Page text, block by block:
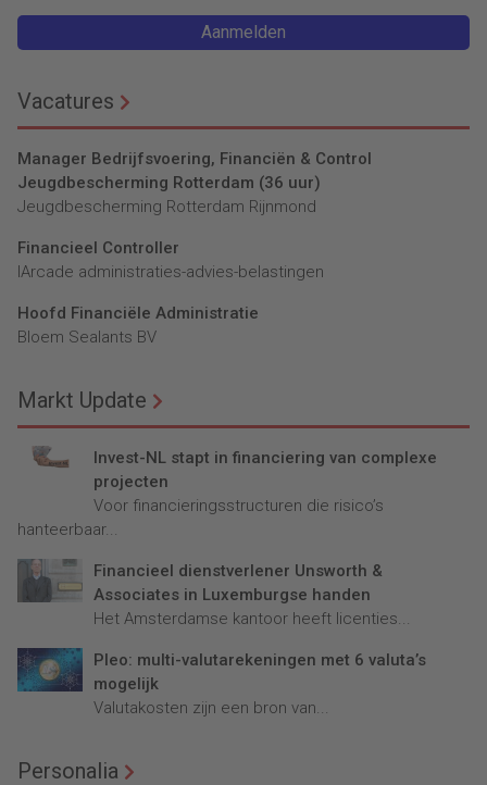
Aanmelden
Vacatures
Manager Bedrijfsvoering, Financiën & Control
Jeugdbescherming Rotterdam (36 uur)
Jeugdbescherming Rotterdam Rijnmond
Financieel Controller
lArcade administraties-advies-belastingen
Hoofd Financiële Administratie
Bloem Sealants BV
Markt Update
Invest-NL stapt in financiering van complexe
projecten
Voor financieringsstructuren die risico’s
hanteerbaar...
Financieel dienstverlener Unsworth &
Associates in Luxemburgse handen
Het Amsterdamse kantoor heeft licenties...
Pleo: multi-valutarekeningen met 6 valuta’s
mogelijk
Valutakosten zijn een bron van...
Personalia